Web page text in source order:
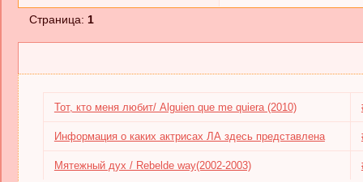
Страница: 1
Тот, кто меня любит/ Alguien que me quiera (2010)
Информация о каких актрисах ЛА здесь представлена
Мятежный дух / Rebelde way(2002-2003)